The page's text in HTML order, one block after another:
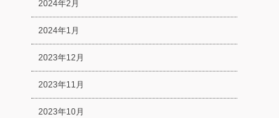
2024年2月
2024年1月
2023年12月
2023年11月
2023年10月